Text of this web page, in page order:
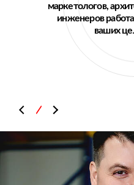
маркетологов,
инженеров
ваших
\